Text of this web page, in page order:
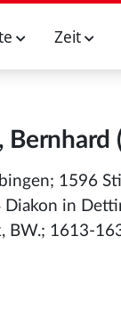
Zeit
Bernhard
1596
in
1613-